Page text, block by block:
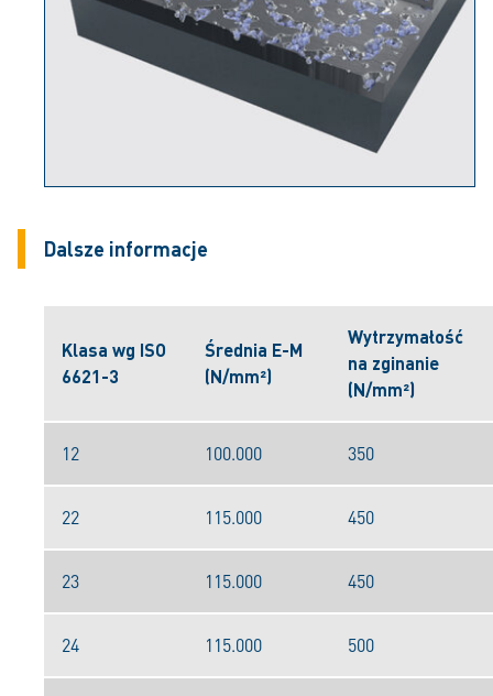
Dalsze informacje
Klasa wg ISO
6621-3
Średnia E-M
(N/mm²)
Wytrzymałość
na zginanie
(N/mm²)
12 100.000 350
22 115.000 450
23 115.000 450
24 115.000 500